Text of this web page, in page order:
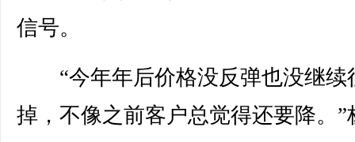
信号。
“今年年后价格没反弹也没继续
掉，不像之前客户总觉得还要降。”